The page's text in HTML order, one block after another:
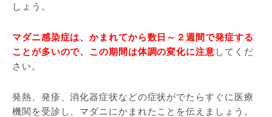
しょう。
マダニ感染症は、かまれてから数日～２週間で発症する
ことが多いので、この期間は体調の変化に注意 してくだ
さい。
発熱、発疹、消化器症状などの症状がでたらすぐに医療
機関を受診し、マダニにかまれたことを伝えましょう。